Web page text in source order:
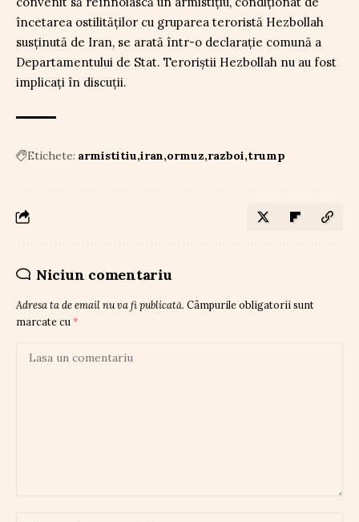
încetarea ostilităților cu gruparea teroristă Hezbollah
susținută de Iran, se arată într-o declarație comună a
Departamentului de Stat. Teroriștii Hezbollah nu au fost
implicați în discuții.
Etichete: armistitiu iran ormuz razboi trump
Niciun comentariu
Adresa ta de email nu va fi publicată. Câmpurile obligatorii sunt
marcate cu *